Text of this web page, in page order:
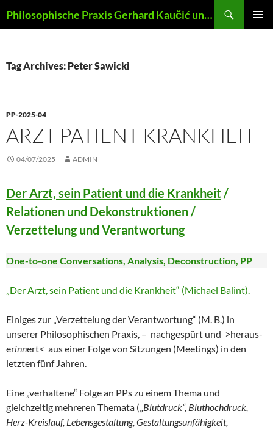
to
Philosophische Praxis Gerhard Kaučić und Anna Lydia Huber
Tag Archives: Peter Sawicki
PP-2025-04
ARZT PATIENT KRANKHEIT
04/07/2025 ADMIN
Der Arzt, sein Patient und die Krankheit/
Relationen und Dekonstruktionen /
Verzettelung und Verantwortung
One-to-one Conversations, Analysis, Deconstruction, PP
„Der Arzt, sein Patient und die Krankheit“ (Michael Balint).
Einiges zur „Verzettelung der Verantwortung“ (M. B.) in
unserer Philosophischen Praxis, – nachgespürt und >heraus-
erinnert< aus einer Folge von Sitzungen (Meetings) in den
letzten fünf Jahren.
Eine „verhaltene“ Folge an PPs zu einem Thema und
gleichzeitig mehreren Themata („Blutdruck“, Bluthochdruck,
Herz-Kreislauf, Lebensgestaltung, Gestaltungsunfähigkeit,